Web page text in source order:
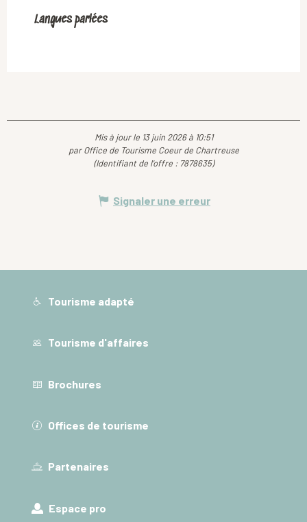
Langues parlées
Langues parlées
Mis à jour le 13 juin 2026 à 10:51
par Office de Tourisme Coeur de Chartreuse
(Identifiant de l'offre : 7878635)
Signaler une erreur
Tourisme adapté
Tourisme d'affaires
Brochures
Offices de tourisme
Partenaires
Espace pro